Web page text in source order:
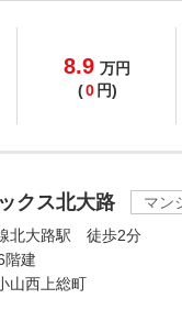
8.9 万円
(0 円)
クス北大路
マン
北大路駅 徒歩2分
階建
山西上総町